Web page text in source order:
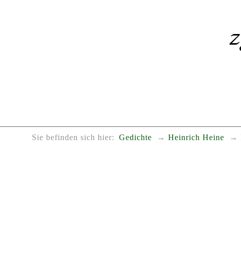
Sie befinden sich hier: Gedichte Heinrich Heine